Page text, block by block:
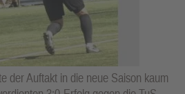
der Auftakt in die neue Saison kaum